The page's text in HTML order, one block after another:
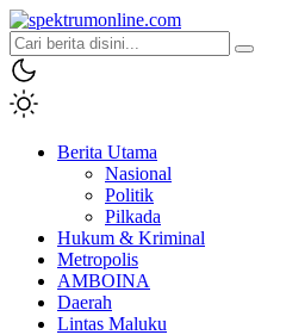
spektrumonline.com
Berita Utama
Nasional
Politik
Pilkada
Hukum & Kriminal
Metropolis
AMBOINA
Daerah
Lintas Maluku